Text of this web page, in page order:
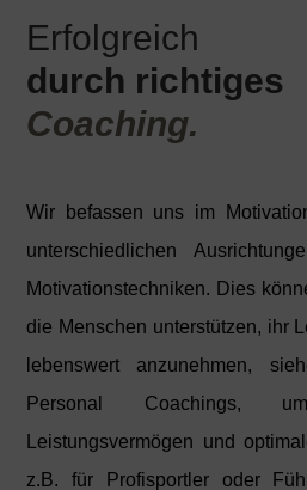
Erfolgreich
durch richtiges
Coaching.
Wir befassen uns im
unterschiedlichen
Motivationstechniken. Dies
die Menschen unterstützen, ihr
lebenswert anzunehmen,
Personal Coachings,
Leistungsvermögen und
z.B. für Profisportler oder